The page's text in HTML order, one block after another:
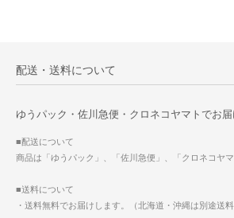
配送・送料について
ゆうパック・佐川急便・クロネコヤマトでお
■配送について
商品は「ゆうパック」、「佐川急便」、「クロネコヤ
■送料について
・送料無料でお届けします。（北海道・沖縄は別途送